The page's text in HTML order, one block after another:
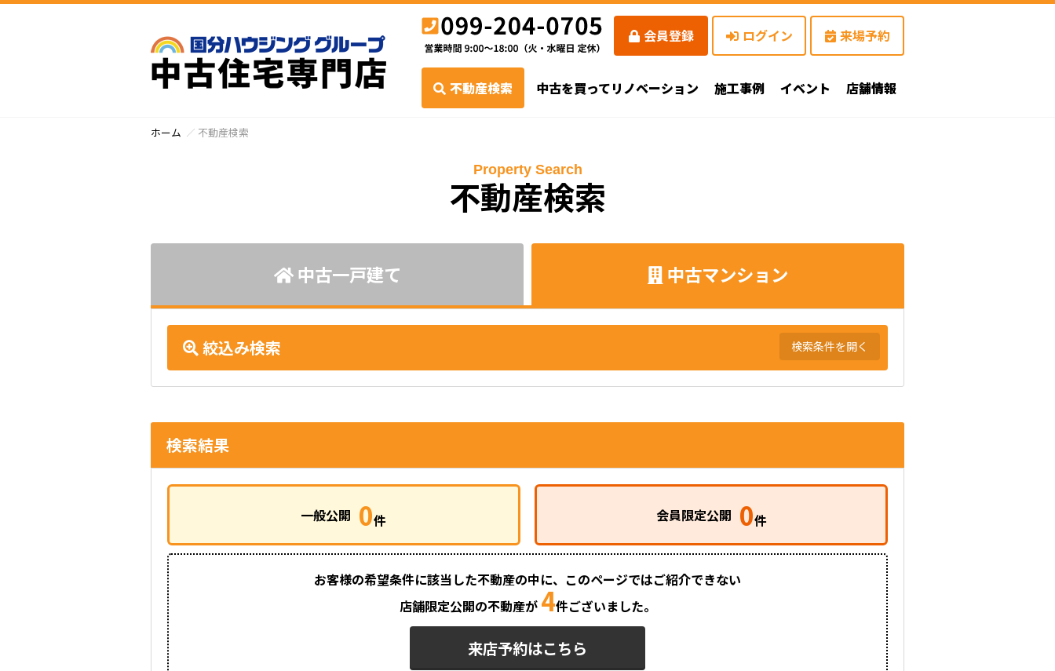
会員登録 ログイン 来場予約
不動産検索 中古を買ってリノベーション 施工事例 イベント 店舗情報
ホーム 不動産検索
不動産検索
Property Search
中古一戸建て 中古マンション
絞込み検索 検索条件を開く
検索結果
一般公開 0件 会員限定公開 0件
お客様の希望条件に該当した不動産の中に、 このページではご紹介できない
店舗限定公開の不動産が 4件ございました。
来店予約はこちら